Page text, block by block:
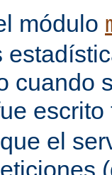
módulo
cuando
el